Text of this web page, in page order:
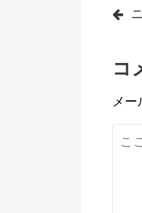
投
ナ
ビ
ゲ
コ
メー